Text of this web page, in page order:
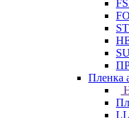
Пленка